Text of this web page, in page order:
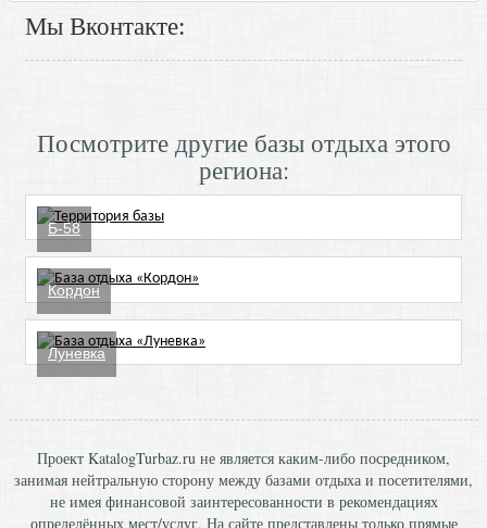
Мы Вконтакте:
Посмотрите другие базы отдыха этого
региона:
Б-58
Кордон
Луневка
Проект KatalogTurbaz.ru не является каким-либо посредником,
занимая нейтральную сторону между базами отдыха и посетителями,
не имея финансовой заинтересованности в рекомендациях
определённых мест/услуг. На сайте представлены только прямые